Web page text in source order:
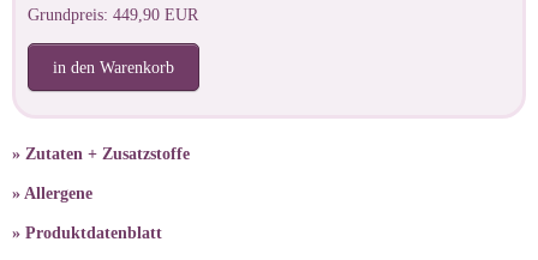
Grundpreis: 449,90 EUR
in den Warenkorb
» Zutaten + Zusatzstoffe
» Allergene
» Produktdatenblatt